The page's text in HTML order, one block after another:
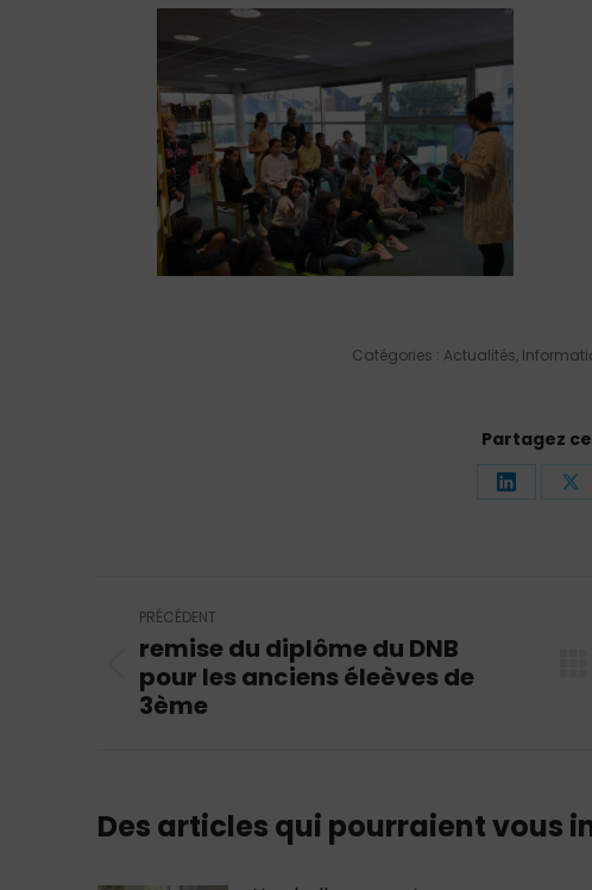
Catégories : Actualités,
Partagez
Partager
Navigation
article
PRÉCÉDENT
Article
précédent
remise du diplôme du DNB
pour les anciens éleèves de
3ème
Des articles qui pourraient vous